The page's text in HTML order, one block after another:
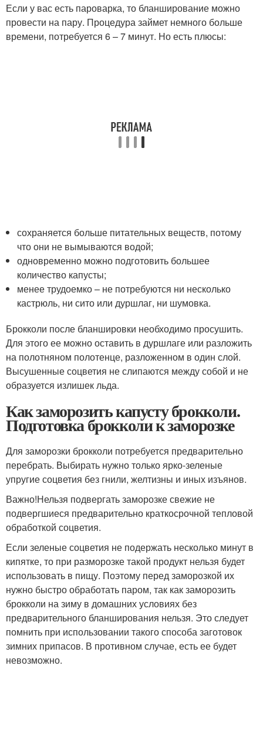
Если у вас есть пароварка, то бланширование можно
провести на пару. Процедура займет немного больше
времени, потребуется 6 – 7 минут. Но есть плюсы:
сохраняется больше питательных веществ, потому
что они не вымываются водой;
одновременно можно подготовить большее
количество капусты;
менее трудоемко – не потребуются ни несколько
кастрюль, ни сито или дуршлаг, ни шумовка.
Брокколи после бланшировки необходимо просушить.
Для этого ее можно оставить в дуршлаге или разложить
на полотняном полотенце, разложенном в один слой.
Высушенные соцветия не слипаются между собой и не
образуется излишек льда.
Как заморозить капусту брокколи.
Подготовка брокколи к заморозке
Для заморозки брокколи потребуется предварительно
перебрать. Выбирать нужно только ярко-зеленые
упругие соцветия без гнили, желтизны и иных изъянов.
Важно!Нельзя подвергать заморозке свежие не
подвергшиеся предварительно краткосрочной тепловой
обработкой соцветия.
Если зеленые соцветия не подержать несколько минут в
кипятке, то при разморозке такой продукт нельзя будет
использовать в пищу. Поэтому перед заморозкой их
нужно быстро обработать паром, так как заморозить
брокколи на зиму в домашних условиях без
предварительного бланширования нельзя. Это следует
помнить при использовании такого способа заготовок
зимних припасов. В противном случае, есть ее будет
невозможно.